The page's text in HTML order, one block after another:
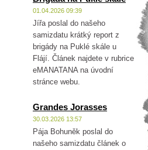
01.04.2026 09:39
Jířa poslal do našeho
samizdatu krátký report z
brigády na Puklé skále u
Flájí. Článek najdete v rubrice
eMANATANA na úvodní
stránce webu.
Grandes Jorasses
30.03.2026 13:57
Pája Bohuněk poslal do
našeho samizdatu článek o